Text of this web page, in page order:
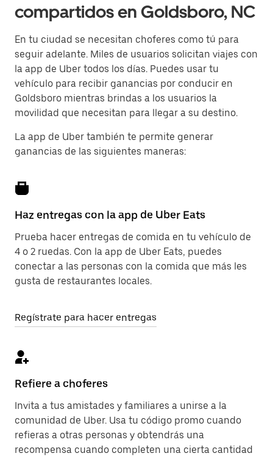
compartidos en Goldsboro, NC
En tu ciudad se necesitan choferes como tú para
seguir adelante. Miles de usuarios solicitan viajes con
la app de Uber todos los días. Puedes usar tu
vehículo para recibir ganancias por conducir en
Goldsboro mientras brindas a los usuarios la
movilidad que necesitan para llegar a su destino.
La app de Uber también te permite generar
ganancias de las siguientes maneras:
Haz entregas con la app de Uber Eats
Prueba hacer entregas de comida en tu vehículo de
4 o 2 ruedas. Con la app de Uber Eats, puedes
conectar a las personas con la comida que más les
gusta de restaurantes locales.
Regístrate para hacer entregas
Refiere a choferes
Invita a tus amistades y familiares a unirse a la
comunidad de Uber. Usa tu código promo cuando
refieras a otras personas y obtendrás una
recompensa cuando completen una cierta cantidad